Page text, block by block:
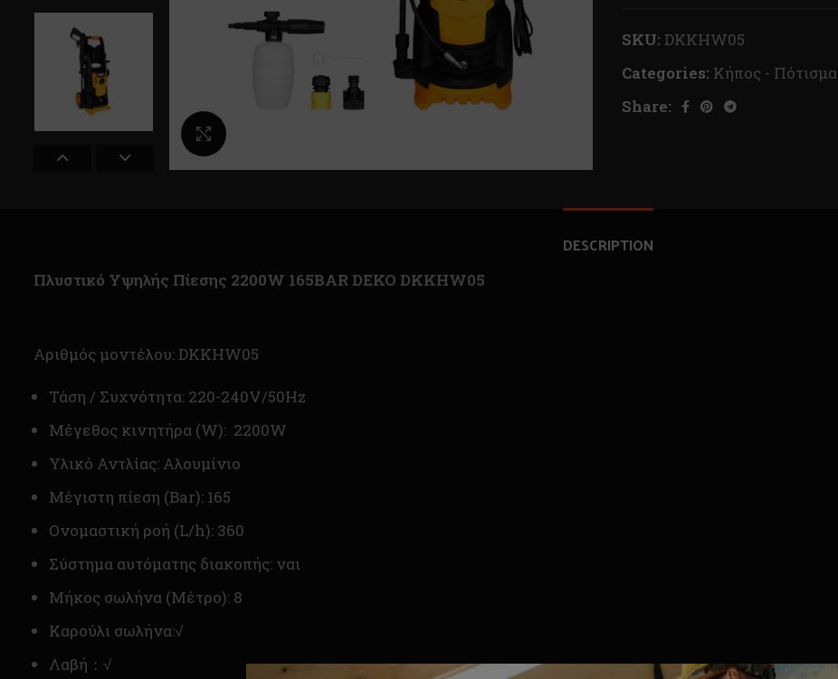
Κλικ για μεγέθυνση
SKU: DKKHW05
Categories: Κήπος - Πότισμα
Share:
DESCRIPTION
Πλυστικό Υψηλής Πίεσης 2200W 165BAR DEKO DKKHW05
Αριθμός μοντέλου: DKKHW05
Τάση / Συχνότητα: 220-240V/50Hz
Μέγεθος κινητήρα (W): 2200W
Υλικό Αντλίας: Αλουμίνιο
Μέγιστη πίεση (Bar): 165
Ονομαστική ροή (L/h): 360
Σύστημα αυτόματης διακοπής: ναι
Μήκος σωλήνα (Μέτρο): 8
Καρούλι σωλήνα:√
Λαβή：√